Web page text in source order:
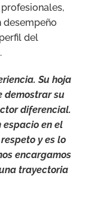
desempeño
del
Su hoja
demostrar su
diferencial.
espacio en el
y es lo
encargamos
trayectoria